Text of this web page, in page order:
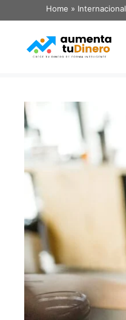
Home » Internacional